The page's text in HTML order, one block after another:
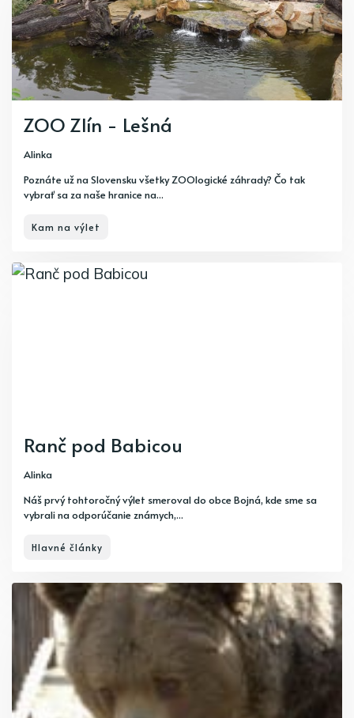
ZOO Zlín - Lešná
Alinka
Poznáte už na Slovensku všetky ZOOlogické záhrady? Čo tak
vybrať sa za naše hranice na...
Kam na výlet
Ranč pod Babicou
Alinka
Náš prvý tohtoročný výlet smeroval do obce Bojná, kde sme sa
vybrali na odporúčanie známych,...
Hlavné články